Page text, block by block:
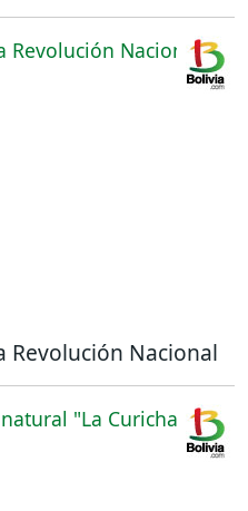
Revolución Nacional